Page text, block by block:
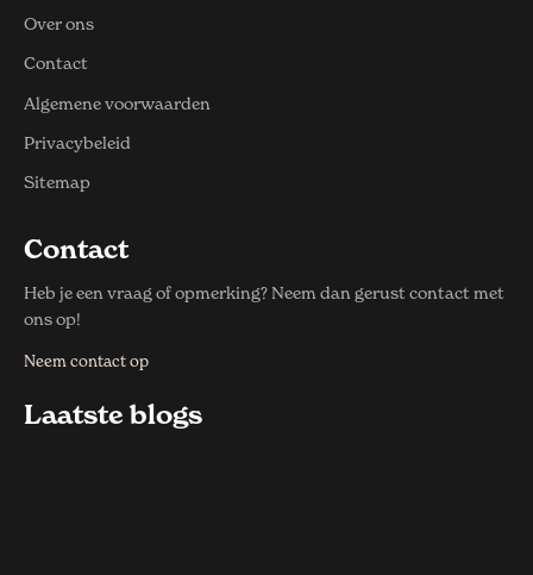
Over ons
Contact
Algemene voorwaarden
Privacybeleid
Sitemap
Contact
Heb je een vraag of opmerking? Neem dan gerust contact met
ons op!
Neem contact op
Laatste blogs